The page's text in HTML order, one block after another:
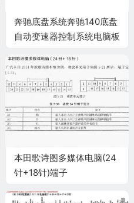
奔驰底盘系统奔驰140底盘
自动变速器控制系统电脑板
本田歌诗图多媒体电脑(24
针+18针)端子